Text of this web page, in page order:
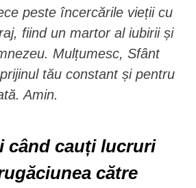
peste încercările vieții cu
fiind un martor al iubirii și
Mulțumesc, Sfânt
tău constant și pentru
Amin.
când cauți lucruri
către